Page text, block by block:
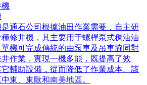
通石公司根據油田作業需要，自主研
修井機，其主要用于螺桿泵式稠油油
機可完成傳統的由泵車及吊車協同對
作業，實現一機多能，既提高了效
輔助設備，從而降低了作業成本。該
東、東歐和南美地區。